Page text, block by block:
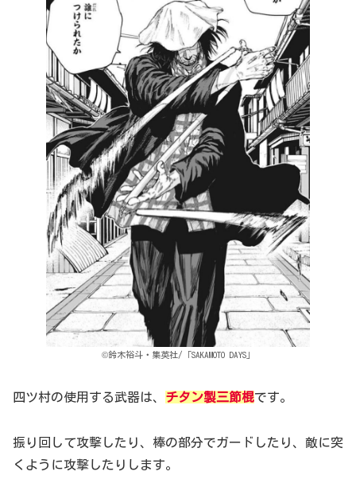
©鈴木裕斗・集英社/「SAKAMOTO DAYS」
四ツ村の使用する武器は、 チタン製三節棍です。
振り回して攻撃したり、棒の部分でガードしたり、敵に突
くように攻撃したりします。